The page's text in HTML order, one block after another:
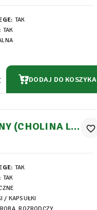
TAK
TAK
DODAJ DO KOSZYKA
(CHOLINA L
400MG
TAK
TAK
/ KAPSUŁKI
favorite_border